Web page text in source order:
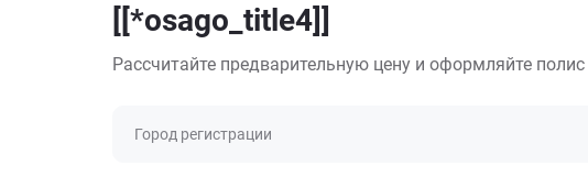
[[*osago_title4]]
Рассчитайте предварительную цену и оформляйте
Город регистрации